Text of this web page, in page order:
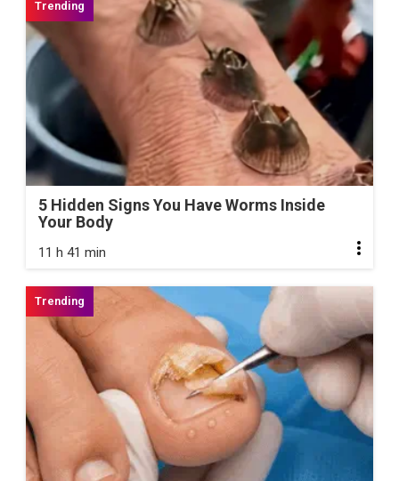
5 Hidden Signs You Have Worms Inside
Your Body
11 h 41 min